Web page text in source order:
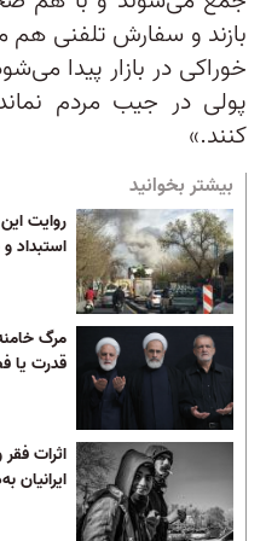
بازند و سفارش‌ تلفنی هم
خوراکی در بازار پیدا
پولی در جیب مردم
کنند.»
بیشتر بخوانید
روایت
استبداد
مرگ
قدرت یا
اثرات
ایرانیان